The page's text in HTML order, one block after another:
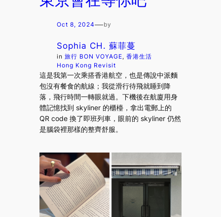
Oct 8, 2024—by
Sophia CH. 蘇菲蔓
in旅行 BON VOYAGE, 香港生活
Hong Kong Revisit
這是我第一次乘搭香港航空，也是傳說中派麵
包沒有餐食的航線；我從滑行待飛就睡到降
落，飛行時間一轉眼就過。下機後在航廈用身
體記憶找到 skyliner 的櫃檯，拿出電郵上的
QR code 換了即班列車，眼前的 skyliner 仍然
是腦袋裡那樣的整齊舒服。